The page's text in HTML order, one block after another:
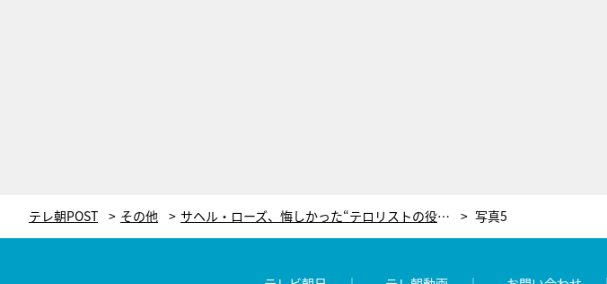
テレ朝POST その他 サヘル・ローズ、悔しかった“テロリストの役”。芸能界で純外国人でも活躍できるレール作りが目標に 写真5